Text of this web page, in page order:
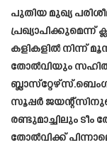
പുതിയ മുഖ്യ
കളികളിൽ നിന്ന്
തോൽവിയും സഹിതം
സൂപ്പർ
രണ്ടുമാച്ചിലും
തോൽവിക്ക്